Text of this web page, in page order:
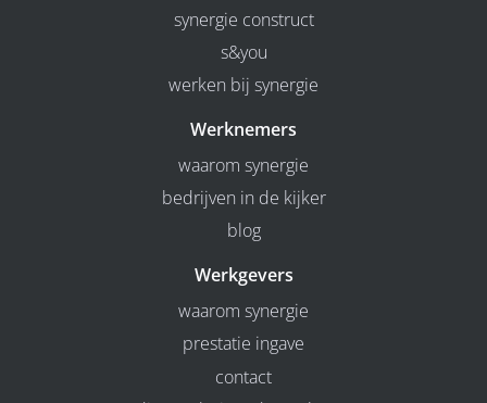
synergie construct
s&you
werken bij synergie
Werknemers
waarom synergie
bedrijven in de kijker
blog
Werkgevers
waarom synergie
prestatie ingave
contact